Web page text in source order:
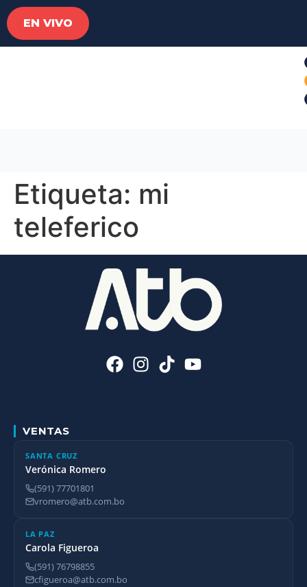
EN VIVO
Etiqueta: mi
teleferico
VENTAS
SANTA CRUZ
Verónica Romero
(591) 77701801
vromero@atb.com.bo
LA PAZ
Carola Figueroa
(591) 76798855
cfigueroa@atb.com.bo